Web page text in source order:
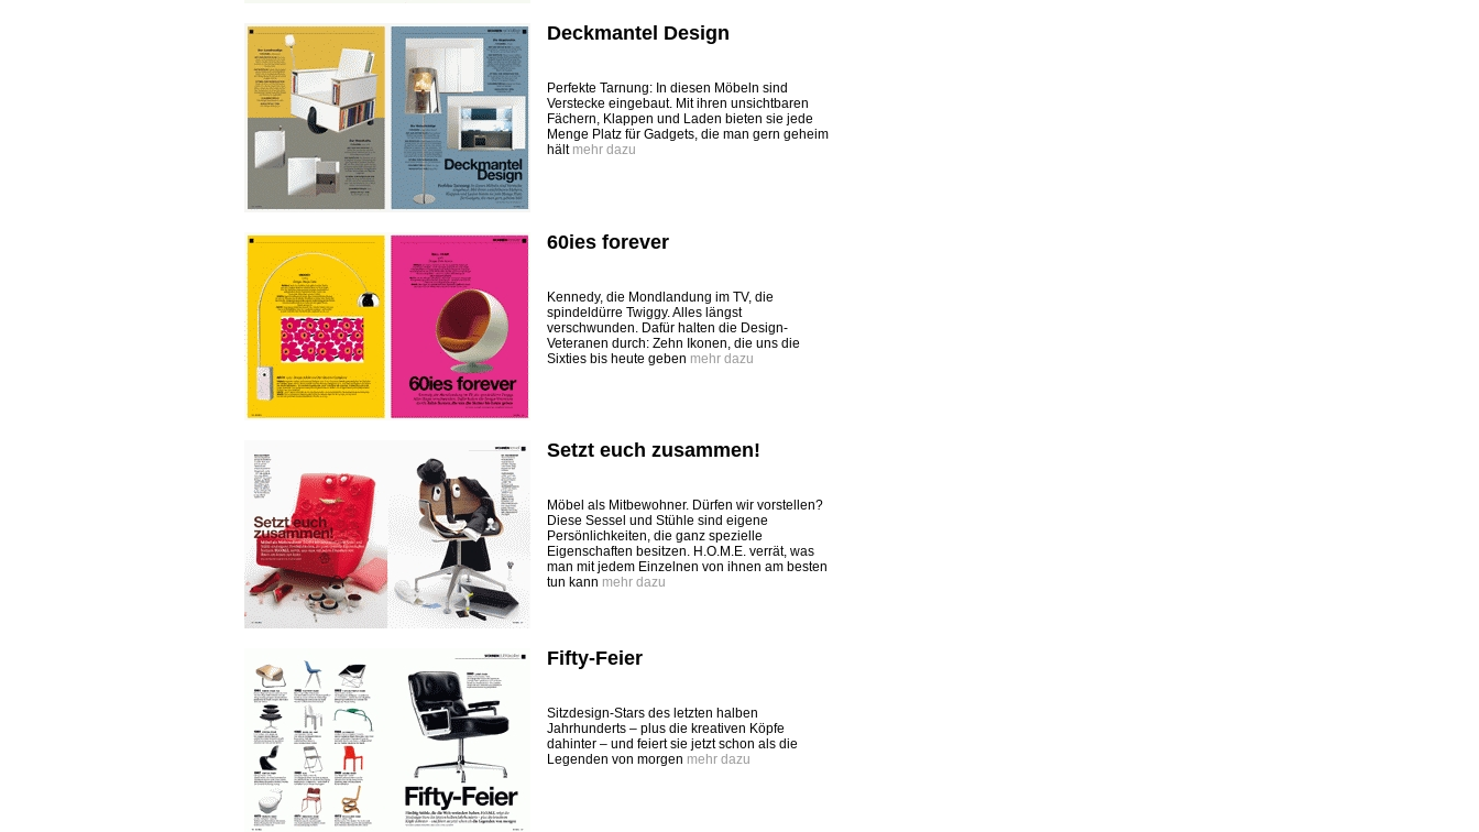
Deckmantel Design
Perfekte Tarnung: In diesen Möbeln sind
Verstecke eingebaut. Mit ihren unsichtbaren
Fächern, ­Klappen und Laden bieten sie jede
Menge Platz für Gadgets, die man gern geheim
hält mehr dazu
60ies forever
Kennedy, die Mondlandung im TV, die
spindeldürre Twiggy. Alles längst
verschwunden. Dafür halten die Design-
Veteranen durch: Zehn Ikonen, die uns die
Sixties bis heute geben mehr dazu
Setzt euch zusammen!
Möbel als Mitbewohner. Dürfen wir vorstellen?
Diese Sessel und Stühle sind eigene
Persönlichkeiten, die ganz spezielle
Eigenschaften besitzen. H.O.M.E. verrät, was
man mit jedem Einzelnen von ihnen am besten
tun kann mehr dazu
Fifty-Feier
Sitzdesign-Stars des letzten halben
Jahrhunderts – plus die kreativen Köpfe
dahinter – und feiert sie jetzt schon als die
Legenden von morgen mehr dazu